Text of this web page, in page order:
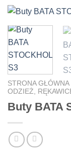
STRONA GŁÓWNA
ODZIEŻ,
Buty BATA